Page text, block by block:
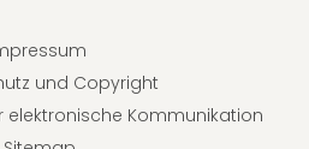
und Copyright
elektronische Kommunikation